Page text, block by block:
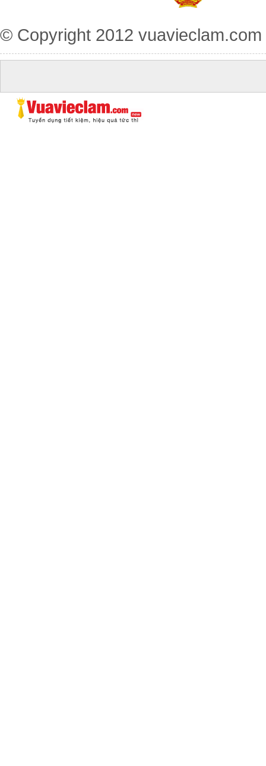
© Copyright 2012 vuavieclam.com